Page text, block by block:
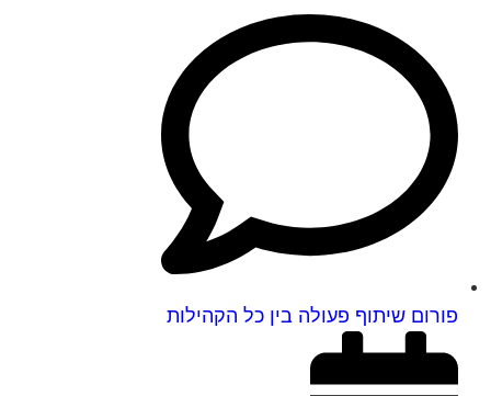
פורום שיתוף פעולה בין כל הקהילות